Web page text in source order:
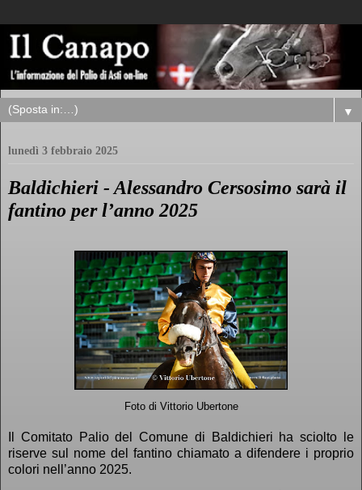
▼
lunedì 3 febbraio 2025
Baldichieri - Alessandro Cersosimo sarà il
fantino per l’anno 2025
Foto di Vittorio Ubertone
Il Comitato Palio del Comune di Baldichieri ha sciolto le
riserve sul nome del fantino chiamato a difendere i proprio
colori nell’anno 2025.